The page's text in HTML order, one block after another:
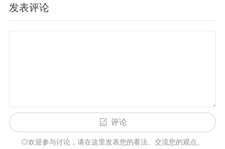
A、提现白名单。定期审查授权、撤销不明 DApp 权
限。
比特币核心项目：访问 bitcoin.org 或 Github 官方仓
库。
发表评论
评论
◎欢迎参与讨论，请在这里发表您的看法、交流您的观点。